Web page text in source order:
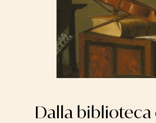
Dalla biblioteca